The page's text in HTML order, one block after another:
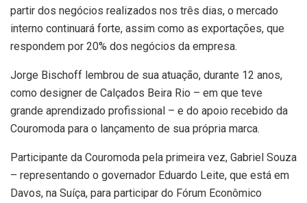
partir dos negócios realizados nos três dias, o mercado
interno continuará forte, assim como as exportações, que
respondem por 20% dos negócios da empresa.
Jorge Bischoff lembrou de sua atuação, durante 12 anos,
como designer de Calçados Beira Rio – em que teve
grande aprendizado profissional – e do apoio recebido da
Couromoda para o lançamento de sua própria marca.
Participante da Couromoda pela primeira vez, Gabriel Souza
– representando o governador Eduardo Leite, que está em
Davos, na Suíça, para participar do Fórum Econômico